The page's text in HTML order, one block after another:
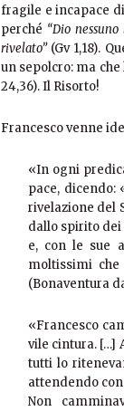
fragile e incapace
perché “Dio
rivelato”(Gv 1,18).
un sepolcro: ma
24,36). Il Risorto!
Francesco venne
«In ogni
pace, dicendo:
rivelazione del
dallo spirito dei
e, con le sue
moltissimi
(Bonaventura
«Francesco
vile cintura. […]
tutti lo
attendendo
Non